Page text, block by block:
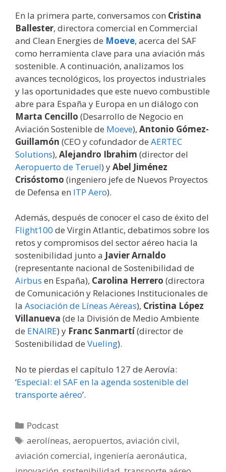
En la primera parte, conversamos con Cristina
Ballester, directora comercial en Commercial
and Clean Energies de Moeve, acerca del SAF
como herramienta clave para una aviación más
sostenible. A continuación, analizamos los
avances tecnológicos, los proyectos industriales
y las oportunidades que este nuevo combustible
abre para España y Europa en un diálogo con
Marta Cencillo (Desarrollo de Negocio en
Aviación Sostenible de Moeve), Antonio Gómez-
Guillamón (CEO y cofundador de AERTEC
Solutions), Alejandro Ibrahim (director del
Aeropuerto de Teruel) yAbel Jiménez
Crisóstomo (ingeniero jefe de Nuevos Proyectos
de Defensa en ITP Aero).
Además, después de conocer el caso de éxito del
Flight100 de Virgin Atlantic, debatimos sobre los
retos y compromisos del sector aéreo hacia la
sostenibilidad junto a Javier Arnaldo
(representante nacional de Sostenibilidad de
Airbus en España), Carolina Herrero (directora
de Comunicación y Relaciones Institucionales de
la Asociación de Líneas Aéreas), Cristina López
Villanueva (de la División de Medio Ambiente
de ENAIRE) y Franc Sanmartí(director de
Sostenibilidad de Vueling).
No te pierdas el capítulo 127 de Aerovía:
‘Especial: el SAF en la agenda sostenible del
transporte aéreo’.
Categorías
Podcast
Etiquetas
aerolíneas,aeropuertos,aviación civil,
aviación comercial, ingeniería aeronáutica,